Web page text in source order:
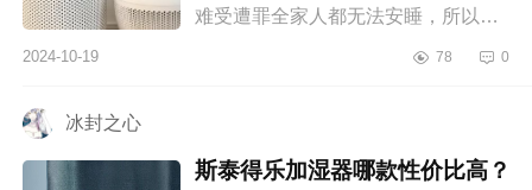
难受遭罪全家人都无法安睡，所以每
都安排上。下面小编为大家介绍下小
2024-10-19 78 0
冰封之心
斯泰得乐加湿器哪款性价比高？